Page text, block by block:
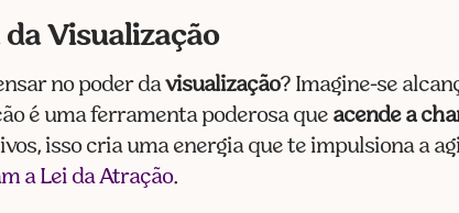
Visualização
no poder davisualização? Imagine-se
é uma ferramenta poderosa que acende a
isso cria uma energia que te impulsiona a
a Lei da Atração.